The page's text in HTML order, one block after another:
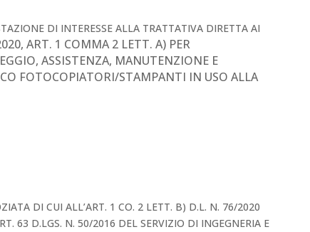
DI INTERESSE ALLA TRATTATIVA DIRETTA AI
ART. 1 COMMA 2 LETT. A) PER
ASSISTENZA, MANUTENZIONE E
FOTOCOPIATORI/STAMPANTI IN USO ALLA
DI CUI ALL’ART. 1 CO. 2 LETT. B) D.L. N. 76/2020
63 D.LGS. N. 50/2016 DEL SERVIZIO DI INGEGNERIA E